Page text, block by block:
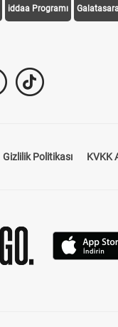
iddaa Programı
Gizlilik Politikası KVKK